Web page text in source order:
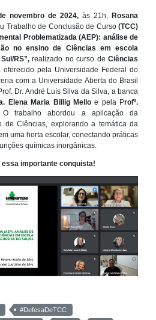
novembro de 2024, às 21h, Rosana
Trabalho de Conclusão de Curso (TCC)
Problematizada (AEP): análise de
no ensino de Ciências em escola
RS”,realizado no curso deCiências
oferecido pela Universidade Federal do
com a Universidade Aberta do Brasil
Dr. André Luís Silva da Silva, a banca
Elena Maria Billig Melloe pela Profª.
trabalho abordou a aplicação da
de Ciências, explorando a temática da
uma horta escolar, conectando práticas
químicas inorgânicas.
importante conquista!
#DefesaDeTCC